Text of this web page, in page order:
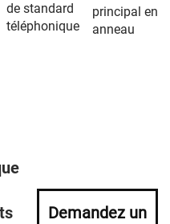
de standard
téléphonique
principal en
anneau
Demandez un